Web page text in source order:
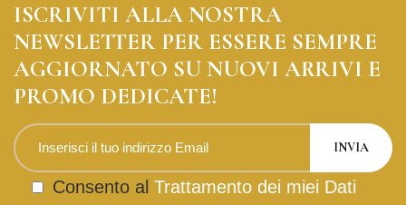
ISCRIVITI ALLA NOSTRA
NEWSLETTER PER ESSERE SEMPRE
AGGIORNATO SU NUOVI ARRIVI E
PROMO DEDICATE!
Consento al Trattamento dei miei Dati